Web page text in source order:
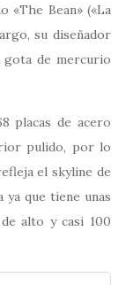
«The Bean» («La
su diseñador
gota de mercurio
placas de acero
pulido, por lo
el skyline de
ya que tiene unas
alto y casi 100